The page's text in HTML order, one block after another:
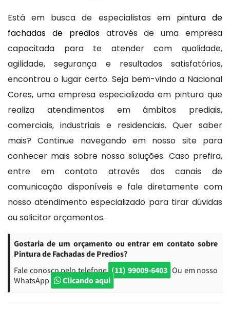
Está em busca de especialistas em pintura de
fachadas de prediosatravés de uma empresa
capacitada para te atender com qualidade,
agilidade, segurança e resultados satisfatórios,
encontrou o lugar certo. Seja bem-vindo a Nacional
Cores, uma empresa especializada em pintura que
realiza atendimentos em âmbitos prediais,
comerciais, industriais e residenciais. Quer saber
mais? Continue navegando em nosso site para
conhecer mais sobre nossa soluções. Caso prefira,
entre em contato através dos canais de
comunicação disponíveis e fale diretamente com
nosso atendimento especializado para tirar dúvidas
ou solicitar orçamentos.
Gostaria de um orçamento ou entrar em contato sobre
Pintura de Fachadas de Predios?
Fale conosco pelo telefone (11) 99009-6403 Ou em nosso
WhatsApp
Clicando aqui